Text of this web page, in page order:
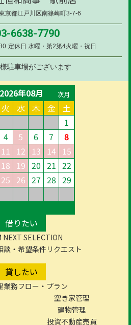
京都江戸川区南篠崎町3-7-6
6638-7790
定休日 水曜・第2第4火曜・祝日
駐車場がございます
借りたい
NEXT SELECTION
談・希望条件リクエスト
貸したい
業務フロー・プラン
空き家管理
建物管理
投資不動産売買
2026年08月 次月
火 水 木 金
土
1
4 5 6 7
8
11 12 13 14 15
18 19 20 21 22
25 26 27 28 29